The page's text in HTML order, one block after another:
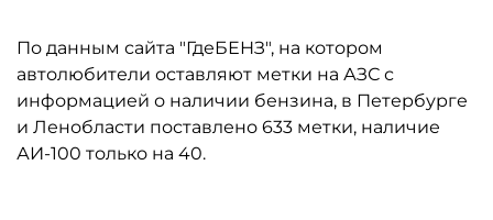
По данным сайта "ГдеБЕНЗ", на котором
автолюбители оставляют метки на АЗС с
информацией о наличии бензина, в Петербурге
и Ленобласти поставлено 633 метки, наличие
АИ-100 только на 40.